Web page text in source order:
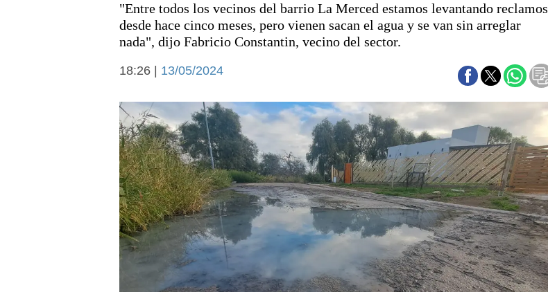
Deportes
Escenario Olímpico
Liga del Sur
Arte y cultura
Aplausos
Cines
Economía y campo
Economía y finanzas
Con el campo
Espacio empresas
Sociedad y tiempo libre
Sociedad
Tecnología
Turismo
Es viral
"Entre todos los vecinos del barrio La Merced estamos levantando reclamos
desde hace cinco meses, pero vienen sacan el agua y se van sin arreglar
nada", dijo Fabricio Constantin, vecino del sector.
18:26 | 13/05/2024